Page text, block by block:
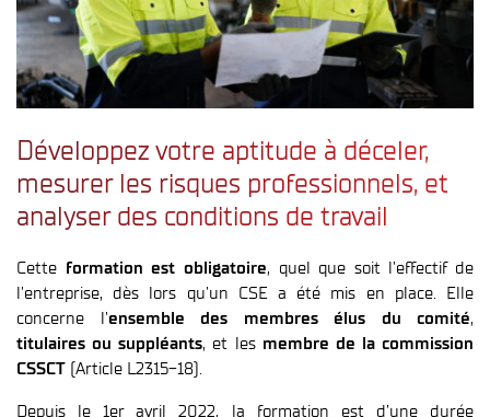
Développez votre aptitude à déceler,
mesurer les risques professionnels, et
analyser des conditions de travail
Cette formation est obligatoire, quel que soit l’effectif de
l’entreprise, dès lors qu’un CSE a été mis en place. Elle
concerne l’ensemble des membres élus du comité,
titulaires ou suppléants, et les membre de la commission
CSSCT (Article L2315-18).
Depuis le 1er avril 2022, la formation est d’une durée